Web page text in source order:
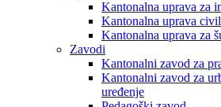
Kantonalna uprava za
Kantonalna uprava
Kantonalna uprava za
Zavodi
Kantonalni zavod za
Kantonalni zavod za
uređenje